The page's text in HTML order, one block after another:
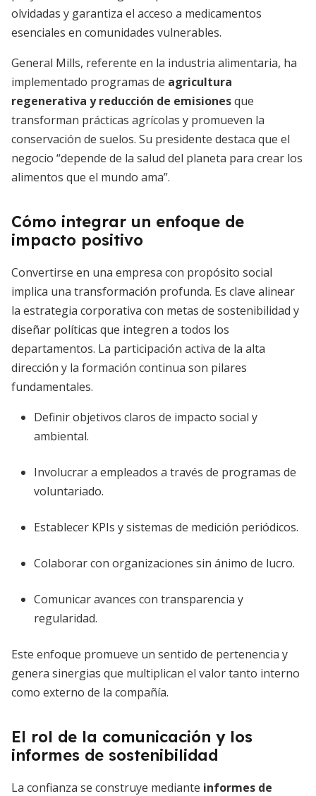
olvidadas y garantiza el acceso a medicamentos
esenciales en comunidades vulnerables.
General Mills, referente en la industria alimentaria, ha
implementado programas de agricultura
regenerativa y reducción de emisionesque
transforman prácticas agrícolas y promueven la
conservación de suelos. Su presidente destaca que el
negocio “depende de la salud del planeta para crear los
alimentos que el mundo ama”.
Cómo integrar un enfoque de
impacto positivo
Convertirse en una empresa con propósito social
implica una transformación profunda. Es clave alinear
la estrategia corporativa con metas de sostenibilidad y
diseñar políticas que integren a todos los
departamentos. La participación activa de la alta
dirección y la formación continua son pilares
fundamentales.
Definir objetivos claros de impacto social y
ambiental.
Involucrar a empleados a través de programas de
voluntariado.
Establecer KPIs y sistemas de medición periódicos.
Colaborar con organizaciones sin ánimo de lucro.
Comunicar avances con transparencia y
regularidad.
Este enfoque promueve un sentido de pertenencia y
genera sinergias que multiplican el valor tanto interno
como externo de la compañía.
El rol de la comunicación y los
informes de sostenibilidad
La confianza se construye mediante informes de